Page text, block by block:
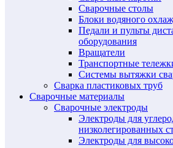
Сварочные столы
Блоки водяного
Педали и пульты
оборудования
Вращатели
Транспортные
Системы вытяжки
Сварка пластиковых труб
Сварочные материалы
Сварочные электроды
Электроды для
низколегированных
Электроды для